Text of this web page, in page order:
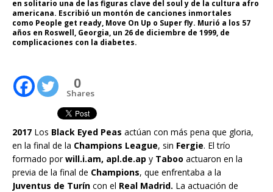
en solitario una de las figuras clave del soul y de la cultura afro
americana. Escribió un montón de canciones inmortales
como People get ready, Move On Up o Super fly. Murió a los 57
años en Roswell, Georgia, un 26 de diciembre de 1999, de
complicaciones con la diabetes.
0
Shares
2017 Los Black Eyed Peas actúan con más pena que gloria,
en la final de la Champions League, sin Fergie. El trío
formado porwill.i.am, apl.de.ap y Taboo actuaron en la
previa de la final de Champions, que enfrentaba a la
Juventus de Turín con el Real Madrid. La actuación de